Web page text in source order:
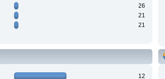
26
21
21
12